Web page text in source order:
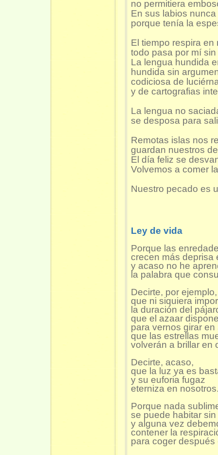
no permitiera
En sus labios
porque tenía la
El tiempo respira en
todo pasa por mí
La lengua hundida
hundida sin
codiciosa de
y de cartografias
La lengua no
se desposa para
Remotas islas nos
guardan nuestros
El día feliz se
Volvemos a comer
Nuestro pecado es
Ley de vida
Porque las
crecen más deprisa
y acaso no he
la palabra que
Decirte, por ejemplo,
que ni siquiera
la duración del
que el azaar
para vernos girar
que las estrellas
volverán a brillar en
Decirte, acaso,
que la luz ya es
y su euforia fugaz
eterniza en
Porque nada
se puede habitar
y alguna vez
contener la
para coger